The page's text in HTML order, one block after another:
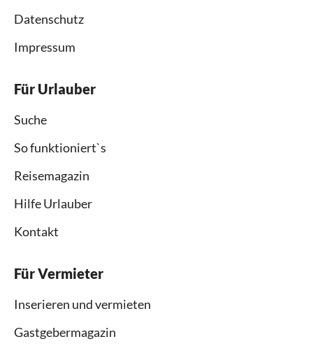
Datenschutz
Impressum
Für Urlauber
Suche
So funktioniert`s
Reisemagazin
Hilfe Urlauber
Kontakt
Für Vermieter
Inserieren und vermieten
Gastgebermagazin